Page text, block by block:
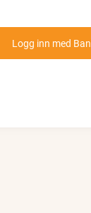
Logg inn med